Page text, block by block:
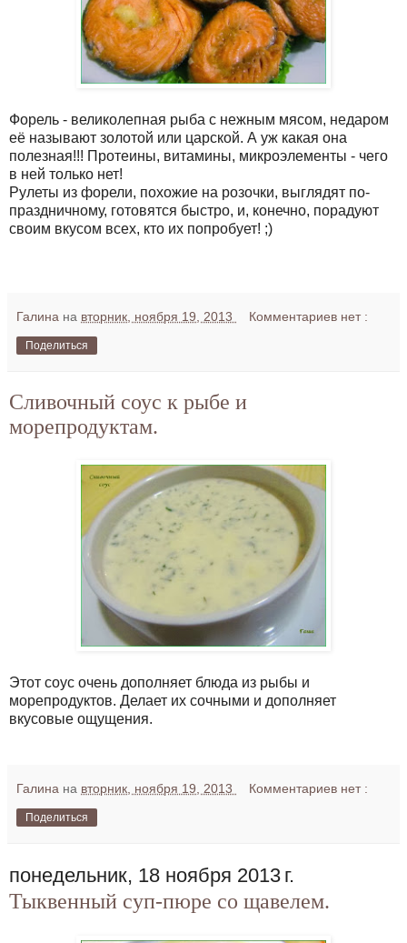
Форель - великолепная рыба с нежным мясом, недаром
её называют золотой или царской. А уж какая она
полезная!!! Протеины, витамины, микроэлементы - чего
в ней только нет!
Рулеты из форели, похожие на розочки, выглядят по-
праздничному, готовятся быстро, и, конечно, порадуют
своим вкусом всех, кто их попробует! ;)
Галина на вторник, ноября 19, 2013 Комментариев нет :
Поделиться
Сливочный соус к рыбе и
морепродуктам.
Этот соус очень дополняет блюда из рыбы и
морепродуктов. Делает их сочными и дополняет
вкусовые ощущения.
Галина на вторник, ноября 19, 2013 Комментариев нет :
Поделиться
понедельник, 18 ноября 2013 г.
Тыквенный суп-пюре со щавелем.